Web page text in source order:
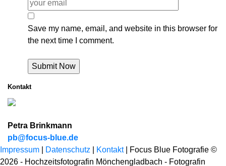
Save my name, email, and website in this browser for
the next time I comment.
Kontakt
Petra Brinkmann
pb@focus-blue.de
Impressum
Datenschutz Kontakt| Focus Blue Fotografie ©
2026 - Hochzeitsfotografin Mönchengladbach - Fotografin